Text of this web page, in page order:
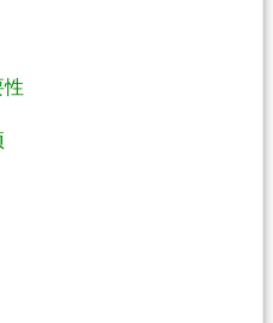
性